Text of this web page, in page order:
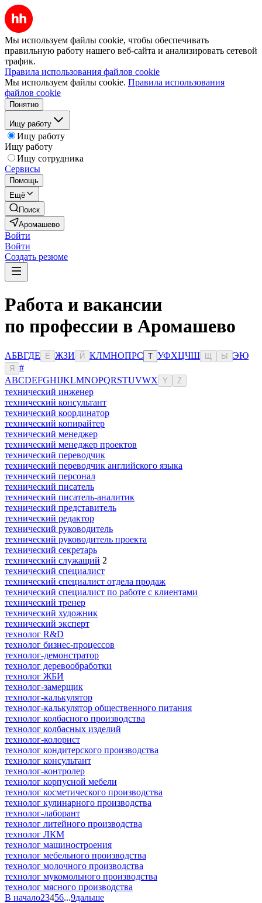
Мы используем файлы cookie, чтобы обеспечивать
правильную работу нашего веб-сайта и анализировать сетевой
трафик.
Правила использования файлов cookie
Мы используем файлы cookie. Правила использования
файлов cookie
Понятно
Ищу работу
Ищу работу
Ищу работу
Ищу сотрудника
Сервисы
Помощь
Ещё
Поиск
Аромашево
Войти
Войти
Создать резюме
Работа и вакансии
по профессии в Аромашево
АБВГДЕ Ё ЖЗИ Й КЛМНОПРС Т УФХЦЧШ Ы ЭЮ
Я
#
ABCDEFGHIJKLMNOPQRSTUVWX Y Z
технический инженер
технический консультант
технический координатор
технический копирайтер
технический менеджер
технический менеджер проектов
технический переводчик
технический переводчик английского языка
технический персонал
технический писатель
технический писатель-аналитик
технический представитель
технический редактор
технический руководитель
технический руководитель проекта
технический секретарь
технический служащий 2
технический специалист
технический специалист отдела продаж
технический специалист по работе с клиентами
технический тренер
технический художник
технический эксперт
технолог R&D
технолог бизнес-процессов
технолог-демонстратор
технолог деревообработки
технолог ЖБИ
технолог-замерщик
технолог-калькулятор
технолог-калькулятор общественного питания
технолог колбасного производства
технолог колбасных изделий
технолог-колорист
технолог кондитерского производства
технолог консультант
технолог-контролер
технолог корпусной мебели
технолог косметического производства
технолог кулинарного производства
технолог-лаборант
технолог литейного производства
технолог ЛКМ
технолог машиностроения
технолог мебельного производства
технолог молочного производства
технолог мукомольного производства
технолог мясного производства
В начало23456...9дальше